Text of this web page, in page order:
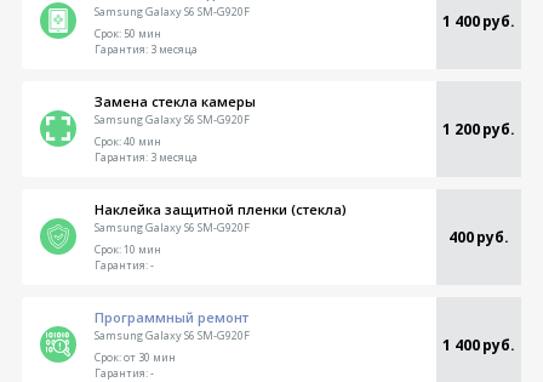
Samsung Galaxy S6 SM-G920F 1 400 руб.
Срок:50 мин
Гарантия:3 месяца
Замена стекла камеры
Samsung Galaxy S6 SM-G920F 1 200 руб.
Срок:40 мин
Гарантия:3 месяца
Наклейка защитной пленки (стекла)
Samsung Galaxy S6 SM-G920F 400 руб.
Срок:10 мин
Гарантия:-
Программный ремонт
Samsung Galaxy S6 SM-G920F 1 400 руб.
Срок:от 30 мин
Гарантия:-